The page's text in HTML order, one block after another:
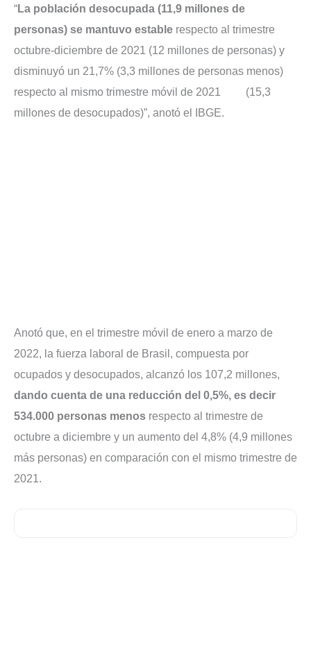
“La población desocupada (11,9 millones de
personas) se mantuvo estable respecto al trimestre
octubre-diciembre de 2021 (12 millones de personas) y
disminuyó un 21,7% (3,3 millones de personas menos)
respecto al mismo trimestre móvil de 2021 (15,3
millones de desocupados)”, anotó el IBGE.
Anotó que, en el trimestre móvil de enero a marzo de
2022, la fuerza laboral de Brasil, compuesta por
ocupados y desocupados, alcanzó los 107,2 millones,
dando cuenta de una reducción del 0,5%, es decir
534.000 personas menos respecto al trimestre de
octubre a diciembre y un aumento del 4,8% (4,9 millones
más personas) en comparación con el mismo trimestre de
2021.